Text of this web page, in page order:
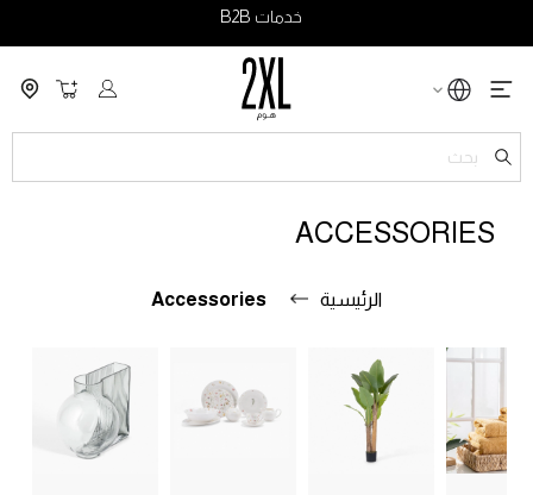
خدمات B2B
سلة
ACCESSORIES
الرئيسية Accessories